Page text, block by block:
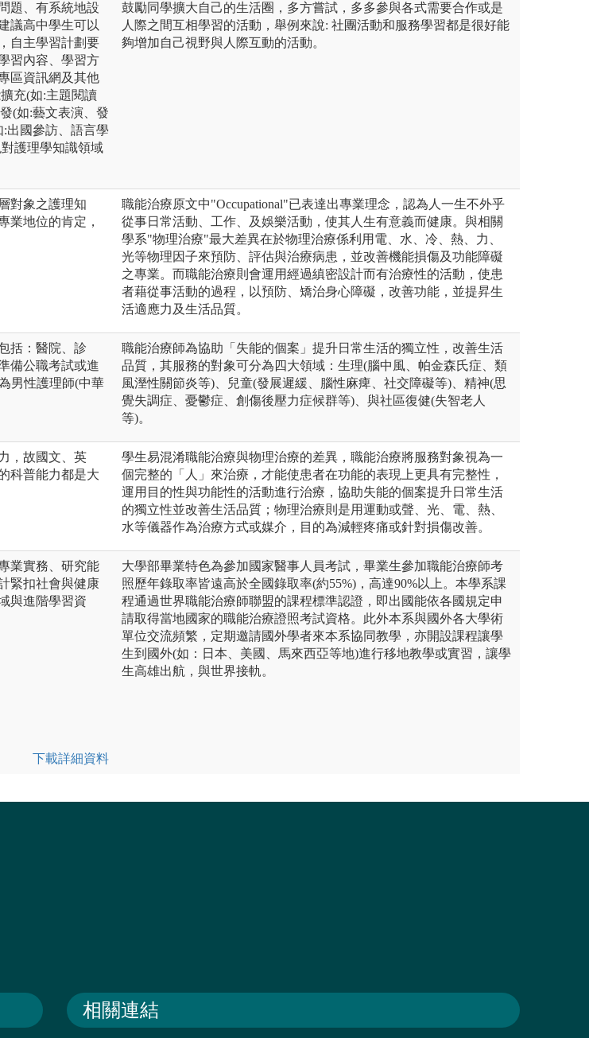
題、有系統地設
議高中學生可以
自主學習計劃要
習內容、學習方
區資訊網及其他
充(如:主題閱讀
(如:藝文表演、發
出國參訪、語言學
護理學知識領域
鼓勵同學擴大自己的生活圈，多方嘗試，多多參與各式需要合作或是
人際之間互相學習的活動，舉例來說: 社團活動和服務學習都是很好能
夠增加自己視野與人際互動的活動。
對象之護理知
業地位的肯定，
職能治療原文中"Occupational"已表達出專業理念，認為人一生不外乎
從事日常活動、工作、及娛樂活動，使其人生有意義而健康。與相關
學系"物理治療"最大差異在於物理治療係利用電、水、冷、熱、力、
光等物理因子來預防、評估與治療病患，並改善機能損傷及功能障礙
之專業。而職能治療則會運用經過縝密設計而有治療性的活動，使患
者藉從事活動的過程，以預防、矯治身心障礙，改善功能，並提昇生
活適應力及生活品質。
括：醫院、診
備公職考試或進
男性護理師(中華
職能治療師為協助「失能的個案」提升日常生活的獨立性，改善生活
品質，其服務的對象可分為四大領域：生理(腦中風、帕金森氏症、類
風溼性關節炎等)、兒童(發展遲緩、腦性麻痺、社交障礙等)、精神(思
覺失調症、憂鬱症、創傷後壓力症候群等)、與社區復健(失智老人
等)。
，故國文、英
科普能力都是大
學生易混淆職能治療與物理治療的差異，職能治療將服務對象視為一
個完整的「人」來治療，才能使患者在功能的表現上更具有完整性，
運用目的性與功能性的活動進行治療，協助失能的個案提升日常生活
的獨立性並改善生活品質；物理治療則是用運動或聲、光、電、熱、
水等儀器作為治療方式或媒介，目的為減輕疼痛或針對損傷改善。
業實務、研究能
緊扣社會與健康
與進階學習資
下載詳細資料
大學部畢業特色為參加國家醫事人員考試，畢業生參加職能治療師考
照歷年錄取率皆遠高於全國錄取率(約55%)，高達90%以上。本學系課
程通過世界職能治療師聯盟的課程標準認證，即出國能依各國規定申
請取得當地國家的職能治療證照考試資格。此外本系與國外各大學術
單位交流頻繁，定期邀請國外學者來本系協同教學，亦開設課程讓學
生到國外(如：日本、美國、馬來西亞等地)進行移地教學或實習，讓學
生高雄出航，與世界接軌。
相關連結